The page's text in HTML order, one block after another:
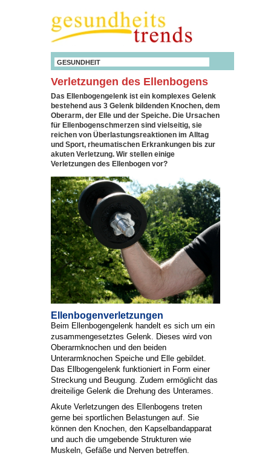
GESUNDHEIT
Verletzungen des Ellenbogens
Das Ellenbogengelenk ist ein komplexes Gelenk
bestehend aus 3 Gelenk bildenden Knochen, dem
Oberarm, der Elle und der Speiche. Die Ursachen
für Ellenbogenschmerzen sind vielseitig, sie
reichen von Überlastungsreaktionen im Alltag
und Sport, rheumatischen Erkrankungen bis zur
akuten Verletzung. Wir stellen einige
Verletzungen des Ellenbogen vor?
Ellenbogenverletzungen
Beim Ellenbogengelenk handelt es sich um ein
zusammengesetztes Gelenk. Dieses wird von
Oberarmknochen und den beiden
Unterarmknochen Speiche und Elle gebildet.
Das Ellbogengelenk funktioniert in Form einer
Streckung und Beugung. Zudem ermöglicht das
dreiteilige Gelenk die Drehung des Unterames.
Akute Verletzungen des Ellenbogens treten
gerne bei sportlichen Belastungen auf. Sie
können den Knochen, den Kapselbandapparat
und auch die umgebende Strukturen wie
Muskeln, Gefäße und Nerven betreffen.